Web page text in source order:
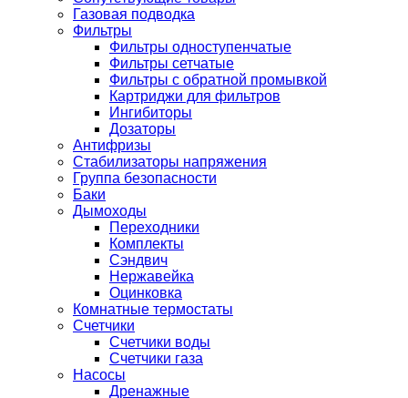
Газовая подводка
Фильтры
Фильтры одноступенчатые
Фильтры сетчатые
Фильтры с обратной промывкой
Картриджи для фильтров
Ингибиторы
Дозаторы
Антифризы
Стабилизаторы напряжения
Группа безопасности
Баки
Дымоходы
Переходники
Комплекты
Сэндвич
Нержавейка
Оцинковка
Комнатные термостаты
Счетчики
Счетчики воды
Счетчики газа
Насосы
Дренажные